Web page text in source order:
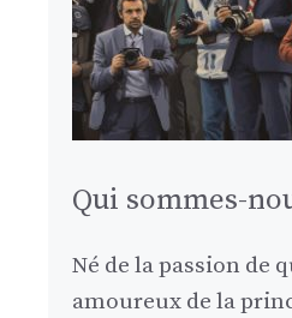
Qui sommes-
Né de la passion de
amoureux de la